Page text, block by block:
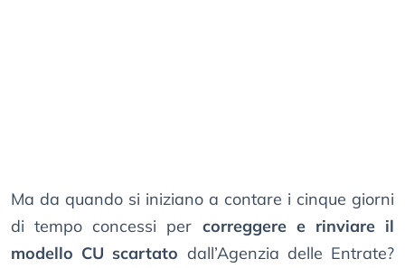
Ma da quando si iniziano a contare i cinque giorni
di tempo concessi per correggere e rinviare il
modello CU scartato dall’Agenzia delle Entrate?